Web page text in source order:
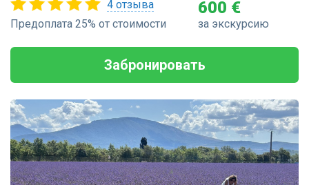
4 отзыва
Предоплата 25% от стоимости
600 €
за экскурсию
Забронировать